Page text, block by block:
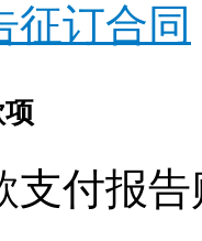
征订合同
支付报